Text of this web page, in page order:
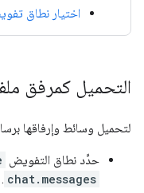
اختيار نطاق
التحميل كمرفق
لتحميل وسائط وإرفاقها
حدِّد نطاق التفويض
chat.messages
.